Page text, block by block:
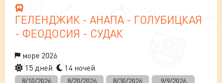
ГЕЛЕНДЖИК - АНАПА - ГОЛУБИЦКАЯ
- ФЕОДОСИЯ - СУДАК
море 2026
15 дней
14 ночей
8/10/2026 8/20/2026 8/30/2026 9/9/2026